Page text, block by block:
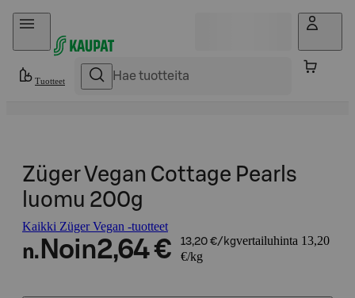
Hyppää sisältöön
Tuotteet
Züger Vegan Cottage Pearls
luomu 200g
Kaikki Züger Vegan -tuotteet
n. Noin2,64 € 13,20 €/kgvertailuhinta 13,20
€/kg